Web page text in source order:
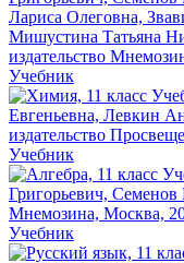
Учебник
Учебник
Учебник